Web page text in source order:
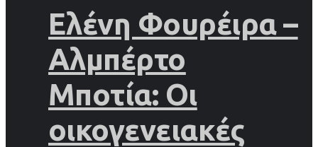
Ελένη Φουρέιρα –
Αλμπέρτο
Μποτία: Οι
οικογενειακές